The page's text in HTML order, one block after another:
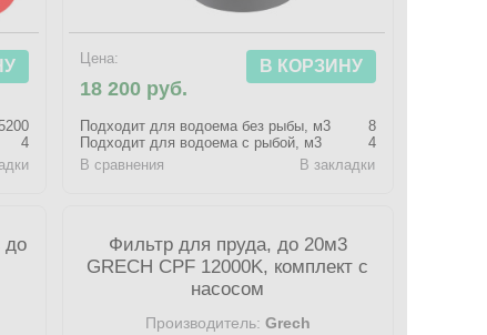
4
Цена:
18 200 руб.
В КОРЗИНУ
Подходит для водоема без рыбы, м3
8
Подходит для водоема с рыбой, м3
4
В сравнения
В закладки
до
Фильтр для пруда, до 20м3
GRECH CPF 12000K, комплект с
насосом
Производитель: Grech